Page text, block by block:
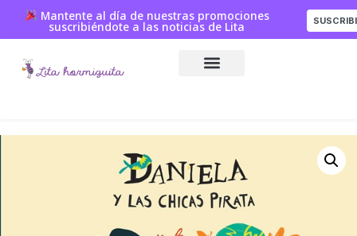
Mantente al día de nuestras promociones
suscribiéndote a las noticias de Lita